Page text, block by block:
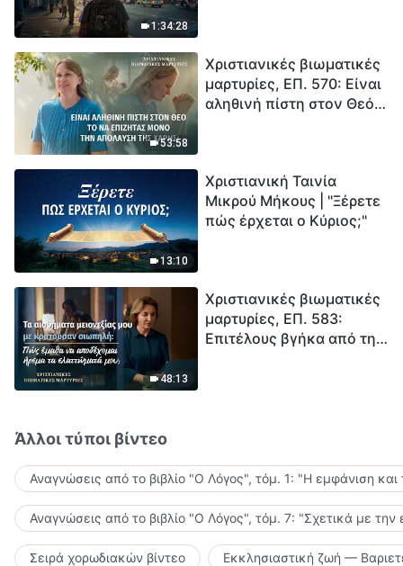
1:34:28
εξαφάνισης». Οι
καταστροφές χτυπούν.
Ξεκινά η αντίστροφη
53:58
Χριστιανικές βιωματικές
μαρτυρίες, ΕΠ. 570: Είναι
αληθινή πίστη στον Θεό
13:10
Χριστιανική Ταινία
Μικρού Μήκους | "Ξέρετε
πώς έρχεται ο Κύριος;"
48:13
Χριστιανικές βιωματικές
μαρτυρίες, ΕΠ. 583:
Επιτέλους βγήκα από τη
Άλλοι τύποι βίντεο
Αναγνώσεις από το βιβλίο "Ο Λόγος", τόμ. 1: "Η εμφάνιση
Αναγνώσεις από το βιβλίο "Ο Λόγος", τόμ. 7: "Σχετικά με την
Σειρά χορωδιακών βίντεο Εκκλησιαστική ζωή —